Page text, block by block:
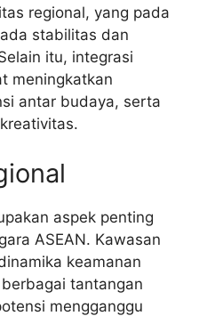
regional, yang pada
stabilitas dan
itu, integrasi
meningkatkan
antar budaya, serta
aspek penting
ASEAN. Kawasan
keamanan
tantangan
mengganggu